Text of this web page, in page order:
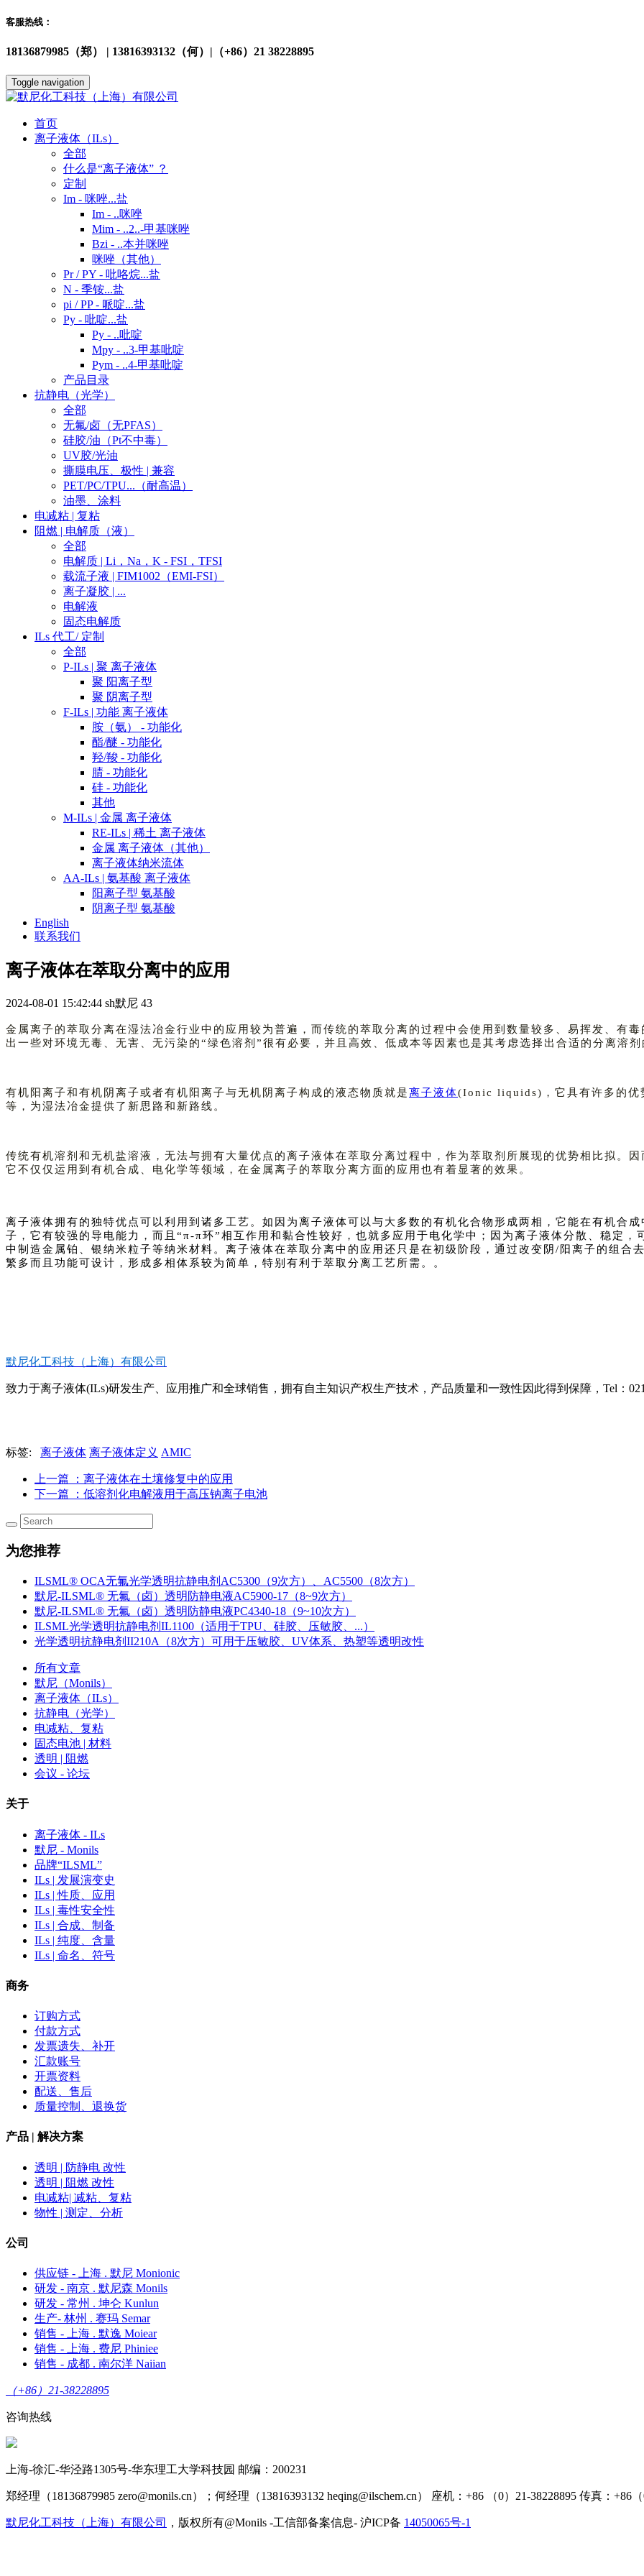
客服热线：
18136879985（郑） | 13816393132（何）|（+86）21 38228895
Toggle navigation
首页
离子液体（ILs）
全部
什么是“离子液体” ？
定制
Im - 咪唑...盐
Im - ..咪唑
Mim - ..2..-甲基咪唑
Bzi - ..本并咪唑
咪唑（其他）
Pr / PY - 吡咯烷...盐
N - 季铵...盐
pi / PP - 哌啶...盐
Py - 吡啶...盐
Py - ..吡啶
Mpy - ..3-甲基吡啶
Pym - ..4-甲基吡啶
产品目录
抗静电（光学）
全部
无氟/卤（无PFAS）
硅胶/油（Pt不中毒）
UV胶/光油
撕膜电压、极性 | 兼容
PET/PC/TPU...（耐高温）
油墨、涂料
电减粘 | 复粘
阻燃 | 电解质（液）
全部
电解质 | Li，Na，K - FSI，TFSI
载流子液 | FIM1002（EMI-FSI）
离子凝胶 | ...
电解液
固态电解质
ILs 代工/ 定制
全部
P-ILs | 聚 离子液体
聚 阳离子型
聚 阴离子型
F-ILs | 功能 离子液体
胺（氨） - 功能化
酯/醚 - 功能化
羟/羧 - 功能化
腈 - 功能化
硅 - 功能化
其他
M-ILs | 金属 离子液体
RE-ILs | 稀土 离子液体
金属 离子液体（其他）
离子液体纳米流体
AA-ILs | 氨基酸 离子液体
阳离子型 氨基酸
阴离子型 氨基酸
English
联系我们
离子液体在萃取分离中的应用
2024-08-01 15:42:44 sh默尼 43
金属离子的萃取分离在湿法冶金行业中的应用较为普遍，而传统的萃取分离的过程中会使用到数量较多、易挥发、有
出一些对环境无毒、无害、无污染的“绿色溶剂”很有必要，并且高效、低成本等因素也是其考虑选择出合适的分离溶剂
有机阳离子和有机阴离子或者有机阳离子与无机阴离子构成的液态物质就是离子液体(Ionic liquids)，它具有许多的优
等，为湿法冶金提供了新思路和新路线。
传统有机溶剂和无机盐溶液，无法与拥有大量优点的离子液体在萃取分离过程中，作为萃取剂所展现的优势相比拟。
它不仅仅运用到有机合成、电化学等领域，在金属离子的萃取分离方面的应用也有着显著的效果。
离子液体拥有的独特优点可以利用到诸多工艺。如因为离子液体可以与大多数的有机化合物形成两相，它能在有机合
子，它有较强的导电能力，而且“π-π环”相互作用和黏合性较好，也就多应用于电化学中；因为离子液体分散、稳定
中制造金属铂、银纳米粒子等纳米材料。离子液体在萃取分离中的应用还只是在初级阶段，通过改变阴/阳离子的组合
繁多而且功能可设计，形成多相体系较为简单，特别有利于萃取分离工艺所需。
。
默尼化工科技（上海）有限公司
致力于离子液体(ILs)研发生产、应用推广和全球销售，拥有自主知识产权生产技术，产品质量和一致性因此得到保障，Tel：
标签: 离子液体 离子液体定义 AMIC
上一篇
：离子液体在土壤修复中的应用
下一篇
：低溶剂化电解液用于高压钠离子电池
为您推荐
ILSML® OCA无氟光学透明抗静电剂AC5300（9次方）、AC5500（8次方）
默尼-ILSML® 无氟（卤）透明防静电液AC5900-17（8~9次方）
默尼-ILSML® 无氟（卤）透明防静电液PC4340-18（9~10次方）
ILSML光学透明抗静电剂IL1100（适用于TPU、硅胶、压敏胶、...）
光学透明抗静电剂II210A（8次方）可用于压敏胶、UV体系、热塑等透明改性
所有文章
默尼（Monils）
离子液体（ILs）
抗静电（光学）
电减粘、复粘
固态电池 | 材料
透明 | 阻燃
会议 - 论坛
关于
离子液体 - ILs
默尼 - Monils
品牌“ILSML”
ILs | 发展演变史
ILs | 性质、应用
ILs | 毒性安全性
ILs | 合成、制备
ILs | 纯度、含量
ILs | 命名、符号
商务
订购方式
付款方式
发票遗失、补开
汇款账号
开票资料
配送、售后
质量控制、退换货
产品 | 解决方案
透明 | 防静电 改性
透明 | 阻燃 改性
电减粘| 减粘、复粘
物性 | 测定、分析
公司
供应链 - 上海 . 默尼 Monionic
研发 - 南京 . 默尼森 Monils
研发 - 常州 . 坤仑 Kunlun
生产- 林州 . 赛玛 Semar
销售 - 上海 . 默逸 Moiear
销售 - 上海 . 费尼 Phiniee
销售 - 成都 . 南尔洋 Naiian
（+86）21-38228895
咨询热线
上海-徐汇-华泾路1305号-华东理工大学科技园 邮编：200231
郑经理（18136879985 zero@monils.cn）；何经理（13816393132 heqing@ilschem.cn） 座机：+86 （0）21-38228895 传真：+86（
默尼化工科技（上海）有限公司 ，版权所有@Monils -工信部备案信息- 沪ICP备 14050065号-1